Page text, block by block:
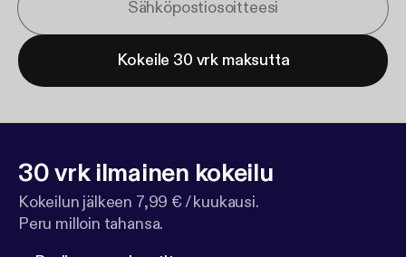
Kokeile 30 vrk maksutta
30 vrk ilmainen kokeilu
Kokeilun jälkeen 7,99 € / kuukausi.
Peru milloin tahansa.